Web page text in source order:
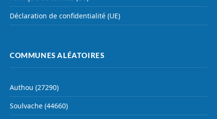
Déclaration de confidentialité (UE)
COMMUNES ALÉATOIRES
Authou (27290)
Soulvache (44660)